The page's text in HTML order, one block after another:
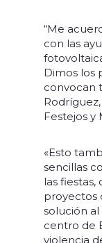
“Me
con las
Dimos los
convocan
Festejos y
«Esto
sencillas
las
proyectos
solución
centro de
violencia